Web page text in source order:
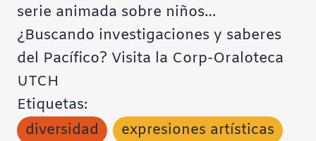
serie animada sobre niños…
¿Buscando investigaciones y saberes
del Pacífico? Visita la Corp-Oraloteca
UTCH
Etiquetas:
diversidad
expresiones artísticas